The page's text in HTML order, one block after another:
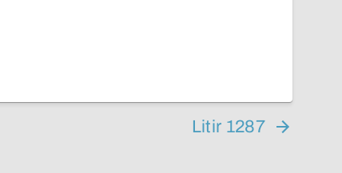
Litir 1287